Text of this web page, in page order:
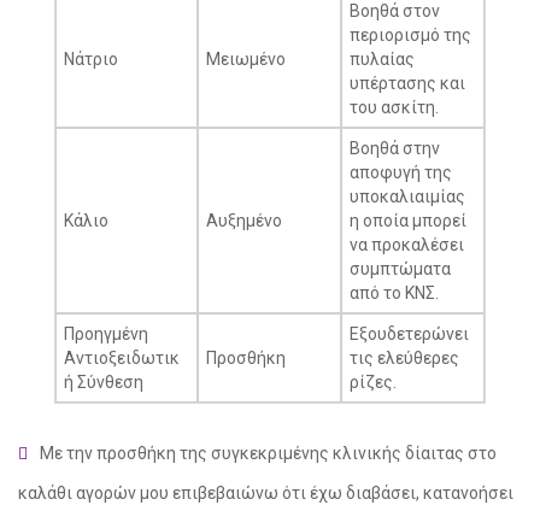
Νάτριο Μειωμένο
Βοηθά στον
περιορισμό της
πυλαίας
υπέρτασης και
του ασκίτη.
Κάλιο Αυξημένο
Βοηθά στην
αποφυγή της
υποκαλιαιμίας
η οποία μπορεί
να προκαλέσει
συμπτώματα
από το ΚΝΣ.
Προηγμένη
Αντιοξειδωτικ
ή Σύνθεση
Προσθήκη
Εξουδετερώνει
τις ελεύθερες
ρίζες.
Με την προσθήκη της συγκεκριμένης κλινικής δίαιτας στο
καλάθι αγορών μου επιβεβαιώνω ότι έχω διαβάσει, κατανοήσει